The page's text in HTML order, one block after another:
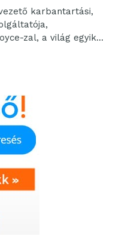
karbantartási,
zal, a világ egyik
Az...